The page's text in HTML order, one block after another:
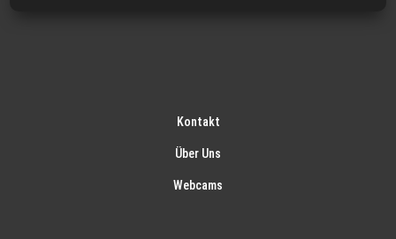
Kontakt
Über Uns
Webcams